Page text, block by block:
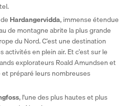
Hardangervidda, immense étendue
de montagne abrite la plus grande
du Nord. C’est une destination
en plein air. Et c’est sur le
explorateurs Roald Amundsen et
préparé leurs nombreuses
, l'une des plus hautes et plus